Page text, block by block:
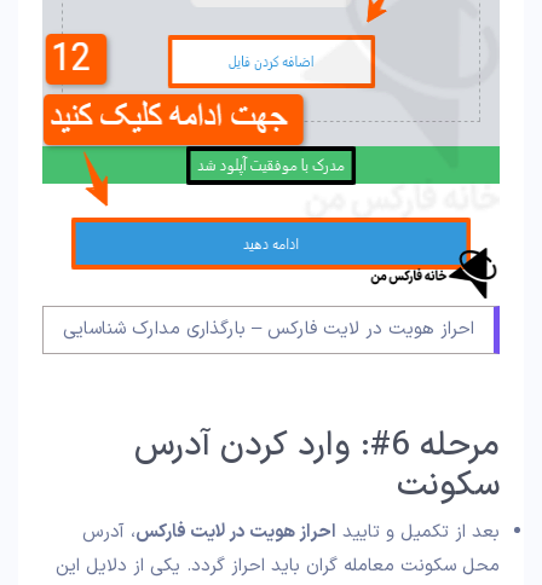
احراز هویت در لایت فارکس – بارگذاری مدارک شناسایی
مرحله 6#: وارد کردن آدرس
سکونت
بعد از تکمیل و تایید احراز هویت در لایت فارکس، آدرس
محل سکونت معامله گران باید احراز گردد. یکی از دلایل این